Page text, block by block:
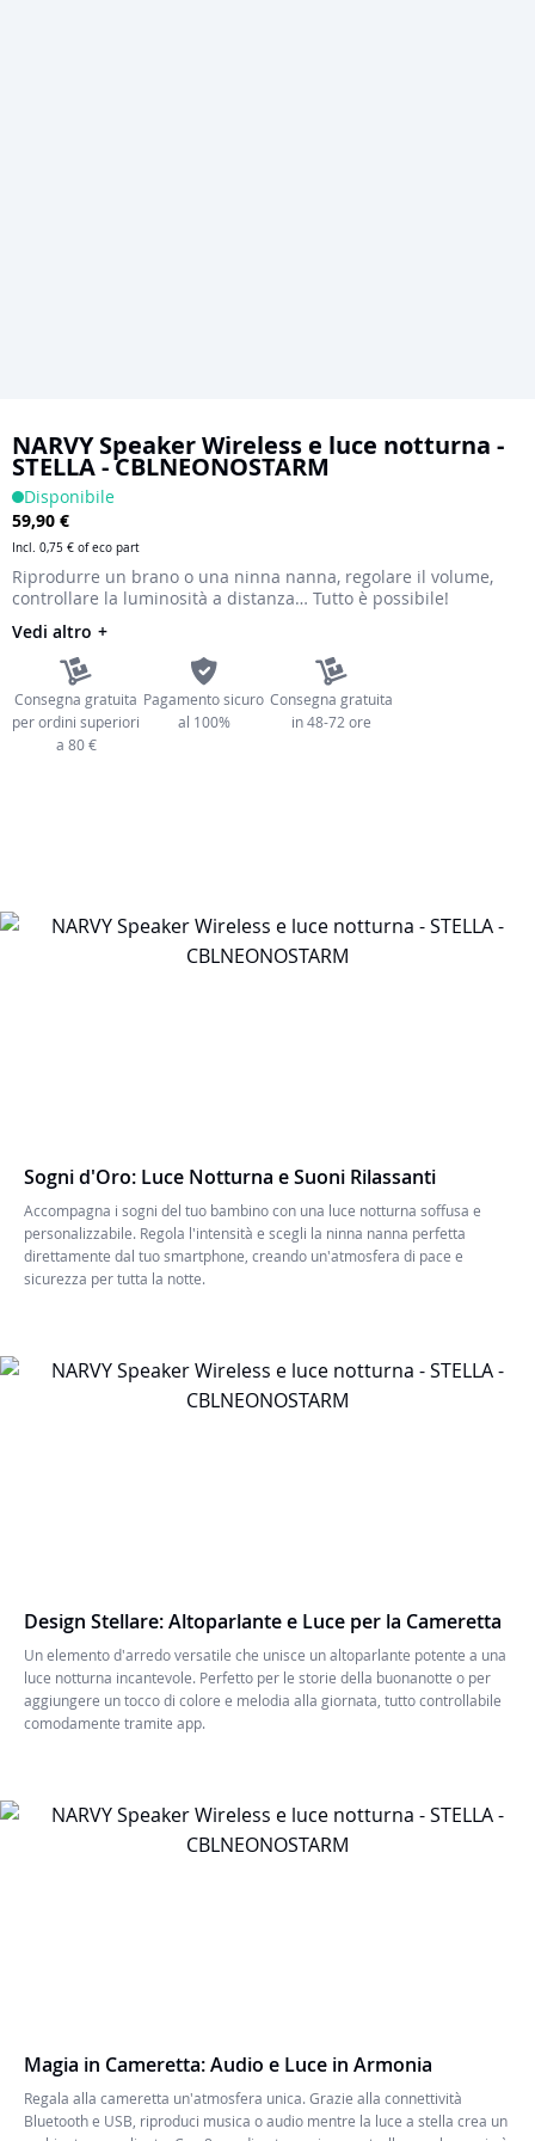
all'inizio
della
galleria
di
immagini
NARVY Speaker Wireless e luce notturna -
STELLA - CBLNEONOSTARM
Disponibile
59,90 €
Incl. 0,75 € of eco part
Riprodurre un brano o una ninna nanna, regolare il volume,
controllare la luminosità a distanza… Tutto è possibile!
Vedi altro
Consegna gratuita
per ordini superiori
a 80 €
Pagamento sicuro
al 100%
Consegna gratuita
in 48-72 ore
Sogni d'Oro: Luce Notturna e Suoni Rilassanti
Accompagna i sogni del tuo bambino con una luce notturna soffusa e
personalizzabile. Regola l'intensità e scegli la ninna nanna perfetta
direttamente dal tuo smartphone, creando un'atmosfera di pace e
sicurezza per tutta la notte.
Design Stellare: Altoparlante e Luce per la Cameretta
Un elemento d'arredo versatile che unisce un altoparlante potente a una
luce notturna incantevole. Perfetto per le storie della buonanotte o per
aggiungere un tocco di colore e melodia alla giornata, tutto controllabile
comodamente tramite app.
Magia in Cameretta: Audio e Luce in Armonia
Regala alla cameretta un'atmosfera unica. Grazie alla connettività
Bluetooth e USB, riproduci musica o audio mentre la luce a stella crea un